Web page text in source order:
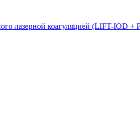
лазерной коагуляцией (LIFT-IOD +